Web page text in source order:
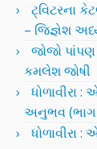
ટ્વિટરના
– જિજ્ઞેશ
જોજો
કમલેશ જોષી
ધોળાવીરા
અનુભવ (ભાગ
ધોળાવીરા